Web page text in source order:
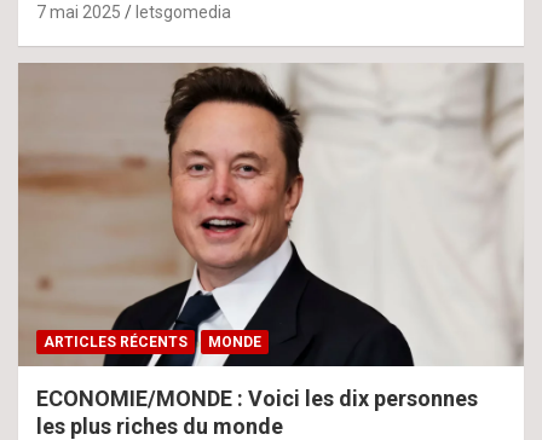
7 mai 2025 letsgomedia
ARTICLES RÉCENTS MONDE
ECONOMIE/MONDE : Voici les dix personnes
les plus riches du monde